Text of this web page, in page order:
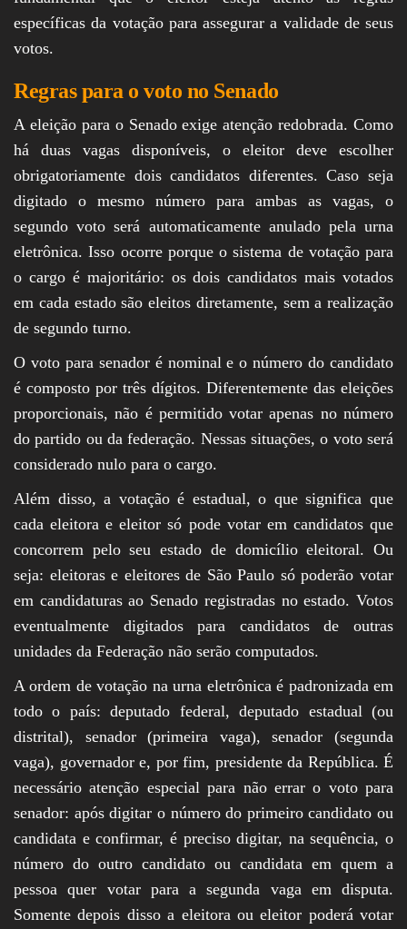
específicas da votação para assegurar a validade de seus
votos.
Regras para o voto no Senado
A eleição para o Senado exige atenção redobrada. Como
há duas vagas disponíveis, o eleitor deve escolher
obrigatoriamente dois candidatos diferentes. Caso seja
digitado o mesmo número para ambas as vagas, o
segundo voto será automaticamente anulado pela urna
eletrônica. Isso ocorre porque o sistema de votação para
o cargo é majoritário: os dois candidatos mais votados
em cada estado são eleitos diretamente, sem a realização
de segundo turno.
O voto para senador é nominal e o número do candidato
é composto por três dígitos. Diferentemente das eleições
proporcionais, não é permitido votar apenas no número
do partido ou da federação. Nessas situações, o voto será
considerado nulo para o cargo.
Além disso, a votação é estadual, o que significa que
cada eleitora e eleitor só pode votar em candidatos que
concorrem pelo seu estado de domicílio eleitoral. Ou
seja: eleitoras e eleitores de São Paulo só poderão votar
em candidaturas ao Senado registradas no estado. Votos
eventualmente digitados para candidatos de outras
unidades da Federação não serão computados.
A ordem de votação na urna eletrônica é padronizada em
todo o país: deputado federal, deputado estadual (ou
distrital), senador (primeira vaga), senador (segunda
vaga), governador e, por fim, presidente da República. É
necessário atenção especial para não errar o voto para
senador: após digitar o número do primeiro candidato ou
candidata e confirmar, é preciso digitar, na sequência, o
número do outro candidato ou candidata em quem a
pessoa quer votar para a segunda vaga em disputa.
Somente depois disso a eleitora ou eleitor poderá votar